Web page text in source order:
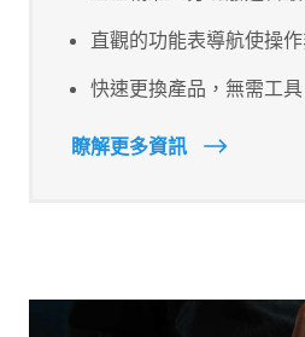
直觀的功能表導航使操
快速更換產品，無需工具
瞭解更多資訊